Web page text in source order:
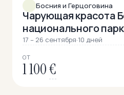
Босния и Герцоговина
Чарующая красота
национального
17 – 26 сентября·10 дней
ОТ
1 100€